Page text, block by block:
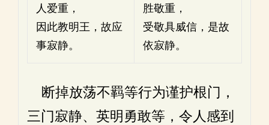
人爱重，
因此教明王，故应
事寂静。
胜敬重，
受敬具威信，是故
依寂静。
断掉放荡不羁等行为谨护根门，
三门寂静、英明勇敢等，令人感到